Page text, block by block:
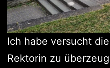
Ich habe versucht
Rektorin zu